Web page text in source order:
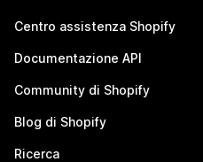
Centro assistenza Shopify
Documentazione API
Community di Shopify
Blog di Shopify
Ricerca